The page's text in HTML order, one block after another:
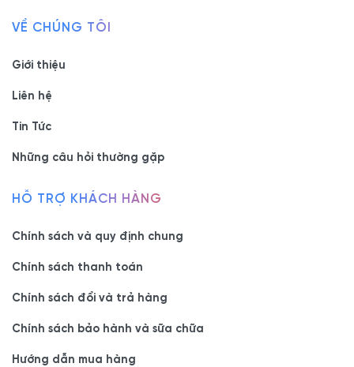
VỀ CHÚNG TÔI
Giới thiệu
Liên hệ
Tin Tức
Những câu hỏi thường gặp
HỖ TRỢ KHÁCH HÀNG
Chính sách và quy định chung
Chính sách thanh toán
Chính sách đổi và trả hàng
Chính sách bảo hành và sữa chữa
Hướng dẫn mua hàng